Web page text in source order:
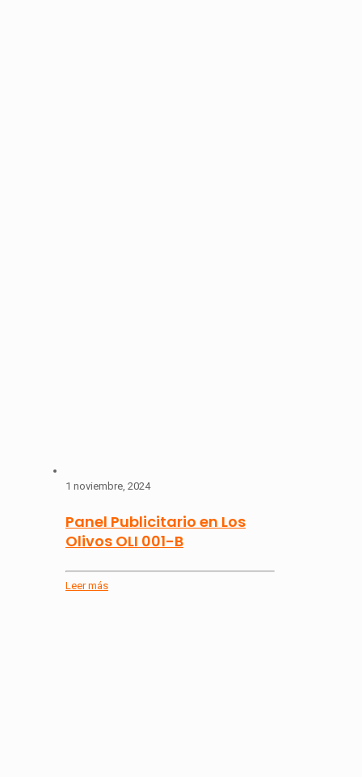
1 noviembre, 2024
Panel Publicitario en Los
Olivos OLI 001-B
Leer más